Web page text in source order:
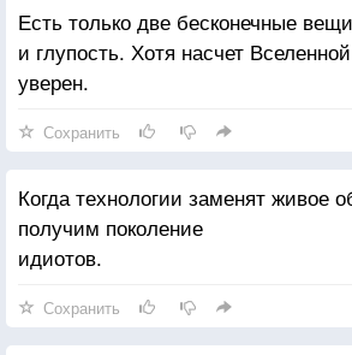
Есть только две бесконечные
и глупость. Хотя насчет
уверен.
Сохранить
Когда технологии заменят живое
получим поколение
идиотов.
Сохранить